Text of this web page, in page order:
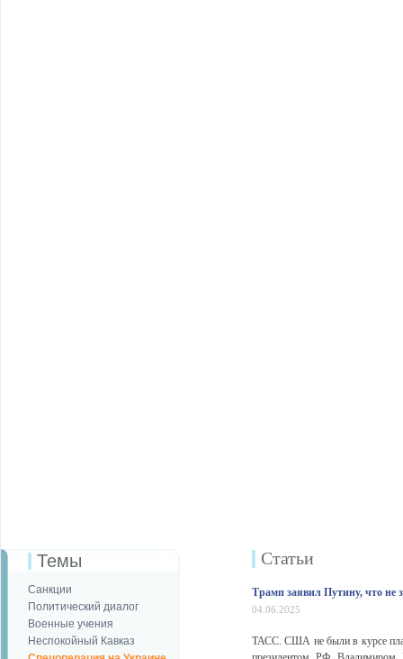
Темы
Санкции
Политический диалог
Военные учения
Неспокойный Кавказ
Статьи
Трамп заявил Путину, что не
04.06.2025
ТАСС. США не были в курсе